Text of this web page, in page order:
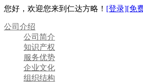
您好，欢迎您来到仁达方略！ [登录][免
公司介绍
公司简介
知识产权
服务优势
企业文化
组织结构